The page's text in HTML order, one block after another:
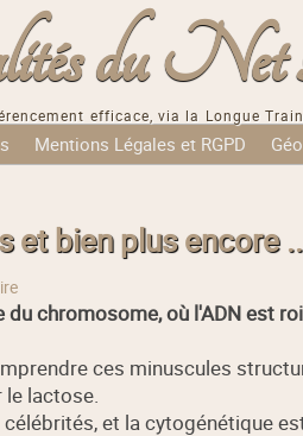
du Net
efficace, via la Longue
Mentions Légales et RGPD
et bien plus encore
chromosome, où l'ADN est
ces minuscules
le lactose.
et la cytogénétique